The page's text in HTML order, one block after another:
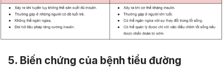
5. Biến chứng của bệnh tiểu đường